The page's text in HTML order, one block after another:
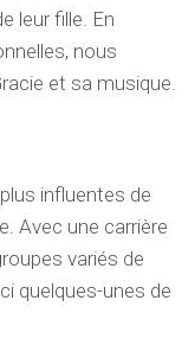
leur fille. En
nous
et sa musique.
influentes de
Avec une carrière
variés de
quelques-unes de